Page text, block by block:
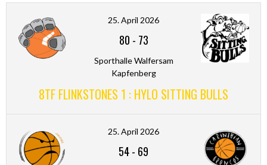
25. April 2026
80 - 73
Sporthalle Walfersam
Kapfenberg
8TF FLINKSTONES 1 : HYLO SITTING BULLS
25. April 2026
54- 69